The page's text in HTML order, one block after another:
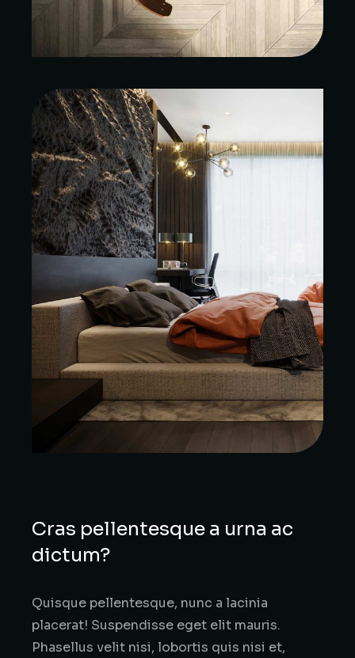
Cras pellentesque a urna ac
dictum?
Quisque pellentesque, nunc a lacinia
placerat! Suspendisse eget elit mauris.
Phasellus velit nisi, lobortis quis nisi et,